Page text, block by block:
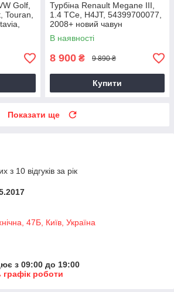
Golf,
Touran,
Турбіна Renault Megane III,
1.4 TCe, H4JT, 54399700077,
2008+ новий чавун
В наявності
8 900 ₴ 9 890 ₴
Купити
Показати ще
з 10 відгуків за рік
47Б, Київ, Україна
з 09:00 до 19:00
графік роботи